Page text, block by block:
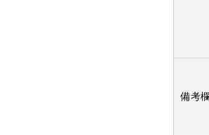
備考欄